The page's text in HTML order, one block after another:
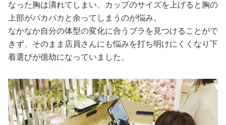
なった胸は潰れてしまい、カップのサイズを上げると胸の
上部がパカパカと余ってしまうのが悩み。
なかなか自分の体型の変化に合うブラを見つけることがで
きず、そのまま店員さんにも悩みを打ち明けにくくなり下
着選びが億劫になっていました。